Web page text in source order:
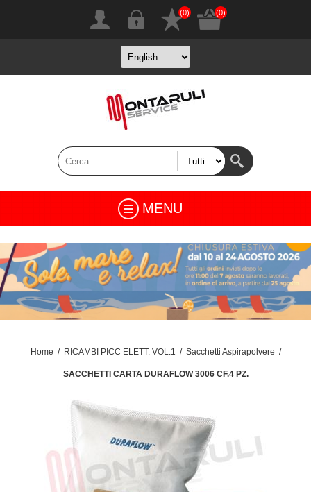
(0) (0)
MENU
Home / RICAMBI PICC ELETT. VOL.1 / Sacchetti Aspirapolvere /
SACCHETTI CARTA DURAFLOW 3006 CF.4 PZ.